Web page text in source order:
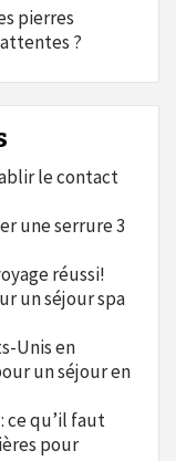
pierres
?
le contact
une serrure 3
réussi!
un séjour spa
Unis en
un séjour en
ce qu’il faut
pour